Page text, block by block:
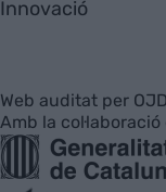
Innovació
Web auditat per
Amb la col·laboració